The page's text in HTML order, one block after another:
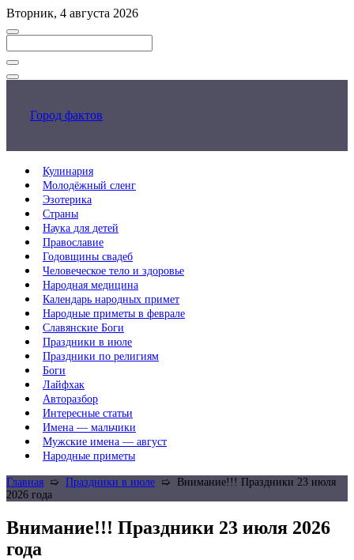
Перейти
к
контенту
Вторник, 4 августа 2026
Закрыть
Город фактов
Кулинария
Молодёжный сленг
Эзотерика
Страны
Наука для детей
Православие
Годовщины свадеб
Человеческое тело и здоровье
Народная медицина
Календарь народных примет
Народные приметы в феврале
Славянские Боги
Праздники в июле
Праздники по религиям
Боги
Лайфхак
Авторазбор
Интересные статьи
Имена — мальчики
Мужские имена — август
Народные приметы
Главная ➯ Праздники в июле ➯ Внимание!!! Праздники 23 июля
2026 года
Внимание!!! Праздники 23 июля 2026
года